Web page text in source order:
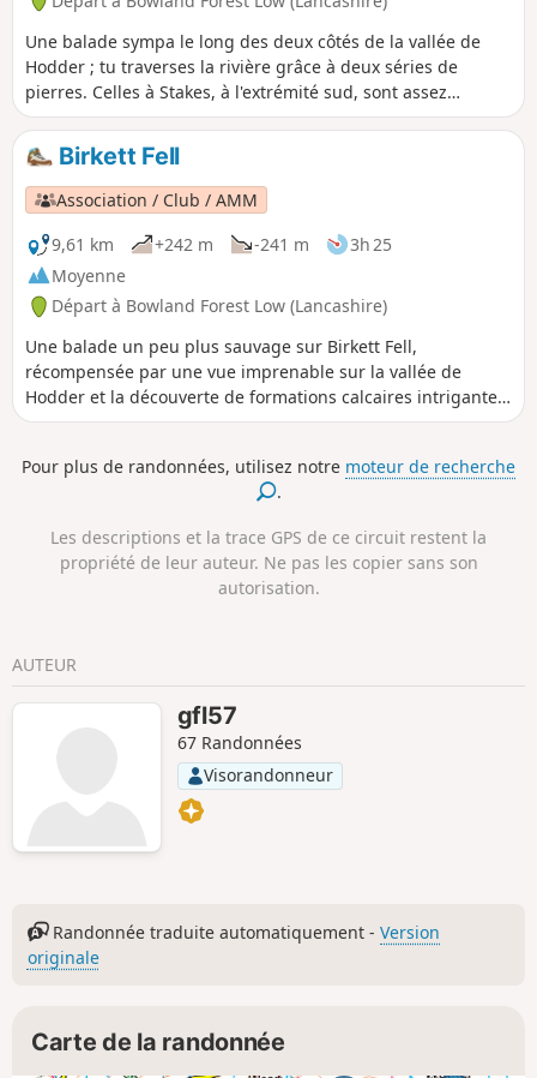
Une balade sympa le long des deux côtés de la vallée de
Hodder ; tu traverses la rivière grâce à deux séries de
pierres. Celles à Stakes, à l'extrémité sud, sont assez
inégales et, au moment où on a écrit cet article en 2015,
l'une d'elles était délogée, ce qui obligeait à faire un petit
saut d'environ un mètre ; les deux séries peuvent être
impraticables quand la rivière est haute (des détours sont
possibles). Les chemins de campagne peuvent être boueux.
Birkett Fell
Association / Club / AMM
9,61 km
+242 m -241 m
3h 25
Moyenne
Départ à Bowland Forest Low (Lancashire)
Une balade un peu plus sauvage sur Birkett Fell,
récompensée par une vue imprenable sur la vallée de
Hodder et la découverte de formations calcaires intrigantes.
Il y a deux montées modérées ; la lande peut être désolée
distinguer et boueux par endroits.
Pour plus de randonnées, utilisez notre moteur de recherche
.
Les descriptions et la trace GPS de ce circuit restent la
propriété de leur auteur. Ne pas les copier sans son
autorisation.
AUTEUR
gfl57
67 Randonnées
Visorandonneur
Randonnée traduite automatiquement -Version
originale
Carte de la randonnée